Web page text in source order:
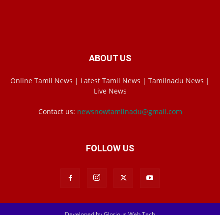
ABOUT US
Online Tamil News | Latest Tamil News | Tamilnadu News |
Live News
Contact us: newsnowtamilnadu@gmail.com
FOLLOW US